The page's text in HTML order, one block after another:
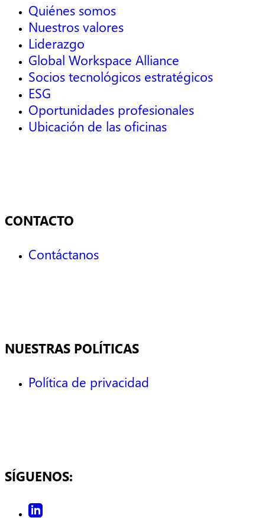
Quiénes somos
Nuestros valores
Liderazgo
Global Workspace Alliance
Socios tecnológicos estratégicos
ESG
Oportunidades profesionales
Ubicación de las oficinas
CONTACTO
Contáctanos
NUESTRAS POLÍTICAS
Política de privacidad
SÍGUENOS: